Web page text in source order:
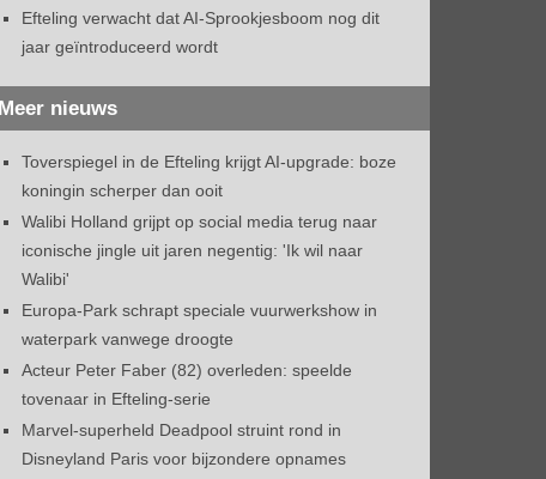
Efteling verwacht dat AI-Sprookjesboom nog dit
jaar geïntroduceerd wordt
Meer nieuws
Toverspiegel in de Efteling krijgt AI-upgrade: boze
koningin scherper dan ooit
Walibi Holland grijpt op social media terug naar
iconische jingle uit jaren negentig: 'Ik wil naar
Walibi'
Europa-Park schrapt speciale vuurwerkshow in
waterpark vanwege droogte
Acteur Peter Faber (82) overleden: speelde
tovenaar in Efteling-serie
Marvel-superheld Deadpool struint rond in
Disneyland Paris voor bijzondere opnames